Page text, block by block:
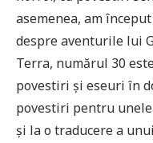
asemenea, am
despre aventurile lui
Terra, numărul 30
povestiri și eseuri în
povestiri pentru
și la o traducere a